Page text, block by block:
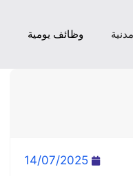
وظائف يومية
14/07/2025